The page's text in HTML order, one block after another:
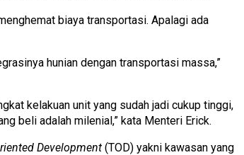
biaya transportasi. Apalagi ada
hunian dengan transportasi massa,”
kelakuan unit yang sudah jadi cukup tinggi,
beli adalah milenial,” kata Menteri Erick.
Development (TOD) yakni kawasan yang